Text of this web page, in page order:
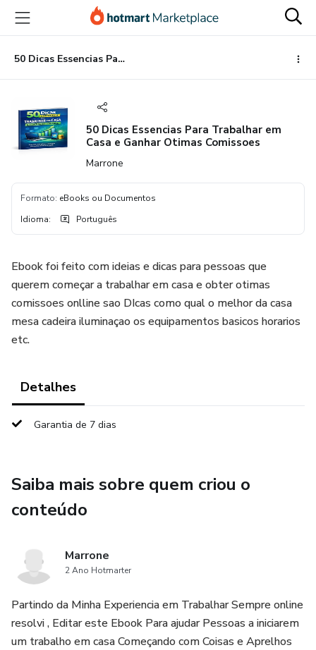
para
conteúdo
principal
para
pagamento
para
rodapé
50 Dicas Essencias Para Trabalhar em Casa e Ganhar Otimas Comissoes
50 Dicas Essencias Para Trabalhar em
Casa e Ganhar Otimas Comissoes
Marrone
Formato: eBooks ou Documentos
Idioma: Português
Ebook foi feito com ideias e dicas para pessoas que
querem começar a trabalhar em casa e obter otimas
comissoes onlline sao DIcas como qual o melhor da casa
mesa cadeira iluminaçao os equipamentos basicos horarios
etc.
Detalhes
Garantia de 7 dias
Saiba mais sobre quem criou o
conteúdo
Marrone
2 Ano Hotmarter
Partindo da Minha Experiencia em Trabalhar Sempre online
resolvi , Editar este Ebook Para ajudar Pessoas a iniciarem
um trabalho em casa Começando com Coisas e Aprelhos